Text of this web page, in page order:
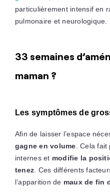
particulièrement intensif en
pulmonaire et neurologique.
33 semaines
maman ?
Les symptômes de
Afin de laisser l’espace
gagne en volume. Cela fait
internes et modifie la
tenez. Ces différents
l’apparition de maux de fin